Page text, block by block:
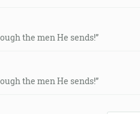
the men He sends!”
the men He sends!”